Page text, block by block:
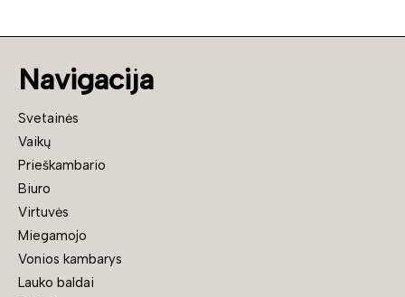
Navigacija
Svetainės
Vaikų
Prieškambario
Biuro
Virtuvės
Miegamojo
Vonios kambarys
Lauko baldai